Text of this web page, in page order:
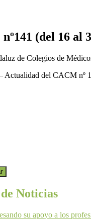
(del 16 al
de Colegios de
Actualidad del CACM nº
Noticias
su apoyo a los